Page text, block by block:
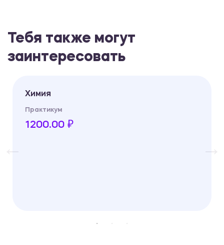
Тебя также могут
заинтересовать
Химия
Практикум
1200.00 ₽